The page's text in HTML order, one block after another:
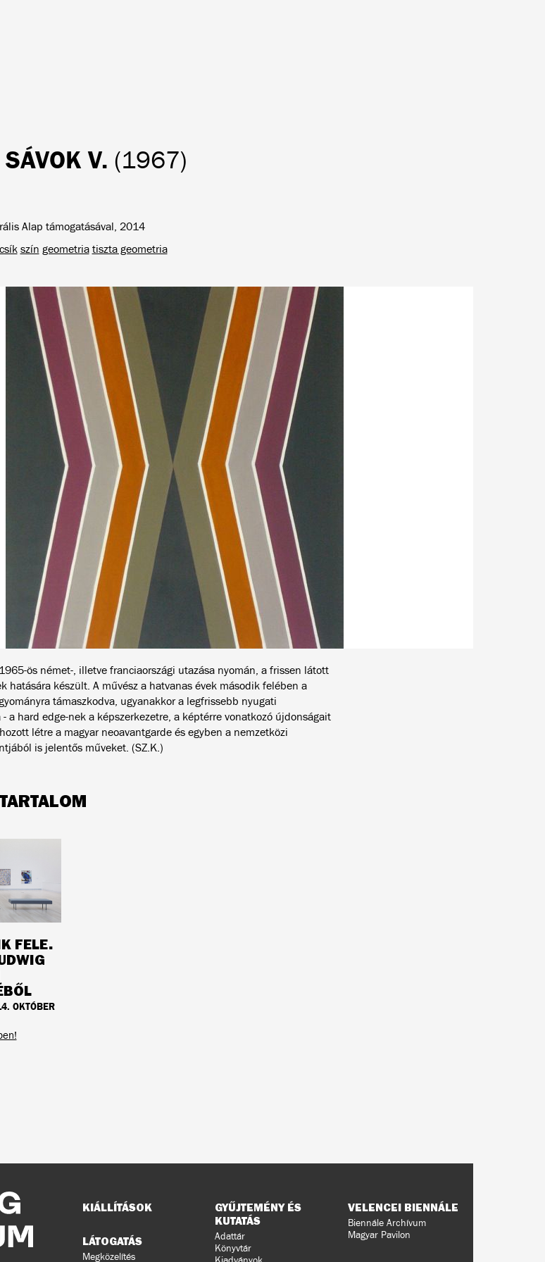
SÁVOK V. (1967)
Alap támogatásával, 2014
csík szín geometria tiszta geometria
ös német-, illetve franciaországi utazása nyomán, a frissen látott
hatására készült. A művész a hatvanas évek második felében a
támaszkodva, ugyanakkor a legfrissebb nyugati
a hard edge-nek a képszerkezetre, a képtérre vonatkozó újdonságait
létre a magyar neoavantgarde és egyben a nemzetközi
is jelentős műveket. (SZ.K.)
FELE.
OKTÓBER
Oldaltérkép
KIÁLLÍTÁSOK
LÁTOGATÁS
Megközelítés
GYŰJTEMÉNY ÉS
KUTATÁS
Adattár
Könyvtár
VELENCEI BIENNÁLE
Biennále Archívum
Magyar Pavilon